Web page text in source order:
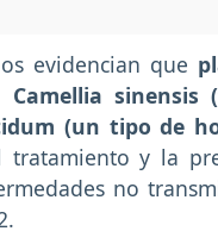
evidencian que
Camellia sinensis
(un tipo de
tratamiento y la
no